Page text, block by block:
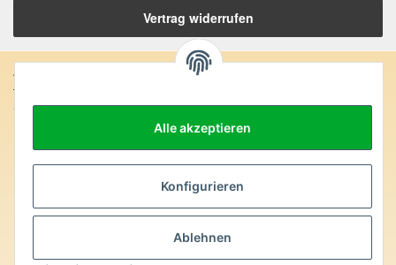
Alle akzeptieren
Konfigurieren
Ablehnen
Vertrag widerrufen
Anschrift:
SteinZeitOase
D-75391 Gechingen
Edelsteine und Mineralien werden im esoterischen Bereich
besondere Kräfte und Eigenschaften zugeordnet. Wir weisen